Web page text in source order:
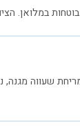
במלואן.
שעווה מגנה,